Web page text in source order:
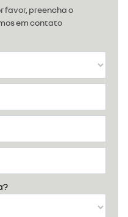
favor, preencha o
em contato